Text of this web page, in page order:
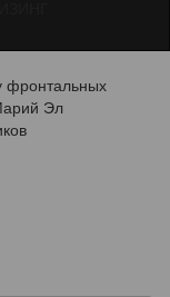
фронтальных
Эл